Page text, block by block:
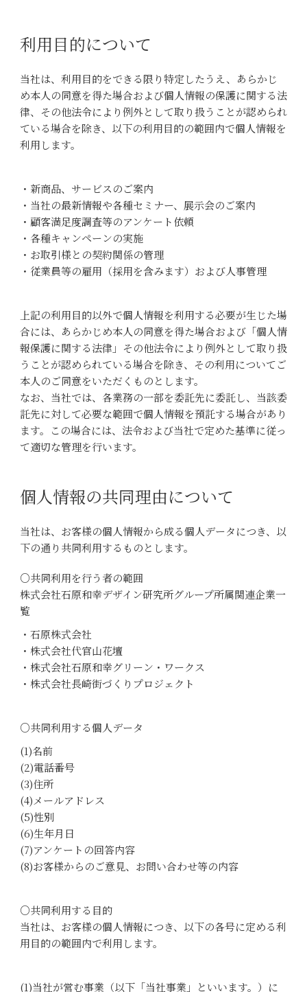
利用目的について
当社は、利用目的をできる限り特定したうえ、あらかじ
め本人の同意を得た場合および個人情報の保護に関する法
律、その他法令により例外として取り扱うことが認められ
ている場合を除き、以下の利用目的の範囲内で個人情報を
利用します。
・新商品、サービスのご案内
・当社の最新情報や各種セミナー、展示会のご案内
・顧客満足度調査等のアンケート依頼
・各種キャンペーンの実施
・お取引様との契約関係の管理
・従業員等の雇用（採用を含みます）および人事管理
上記の利用目的以外で個人情報を利用する必要が生じた場
合には、あらかじめ本人の同意を得た場合および「個人情
報保護に関する法律」その他法令により例外として取り扱
うことが認められている場合を除き、その利用についてご
本人のご同意をいただくものとします。
なお、当社では、各業務の一部を委託先に委託し、当該委
託先に対して必要な範囲で個人情報を預託する場合があり
ます。この場合には、法令および当社で定めた基準に従っ
て適切な管理を行います。
個人情報の共同理由について
当社は、お客様の個人情報から成る個人データにつき、以
下の通り共同利用するものとします。
○共同利用を行う者の範囲
株式会社石原和幸デザイン研究所グループ所属関連企業一
覧
・石原株式会社
・株式会社代官山花壇
・株式会社石原和幸グリーン・ワークス
・株式会社長崎街づくりプロジェクト
○共同利用する個人データ
(1)名前
(2)電話番号
(3)住所
(4)メールアドレス
(5)性別
(6)生年月日
(7)アンケートの回答内容
(8)お客様からのご意見、お問い合わせ等の内容
○共同利用する目的
当社は、お客様の個人情報につき、以下の各号に定める利
用目的の範囲内で利用します。
(1)当社が営む事業（以下「当社事業」といいます。）に